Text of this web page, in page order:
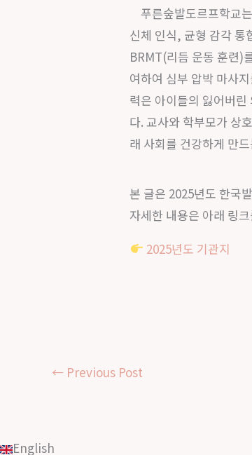
푸른숲발도르프학교
신체 인식, 균형 감각 통
BRMT(리듬 운동 훈련)
여하여 심부 압박 마사
력은 아이들의 잃어버
다. 교사와 학부모가 상
래 사회를 건강하게 만
본 글은 2025년도 한국
자세한 내용은 아래 링
2025년도 기관지
← Previous Post
English